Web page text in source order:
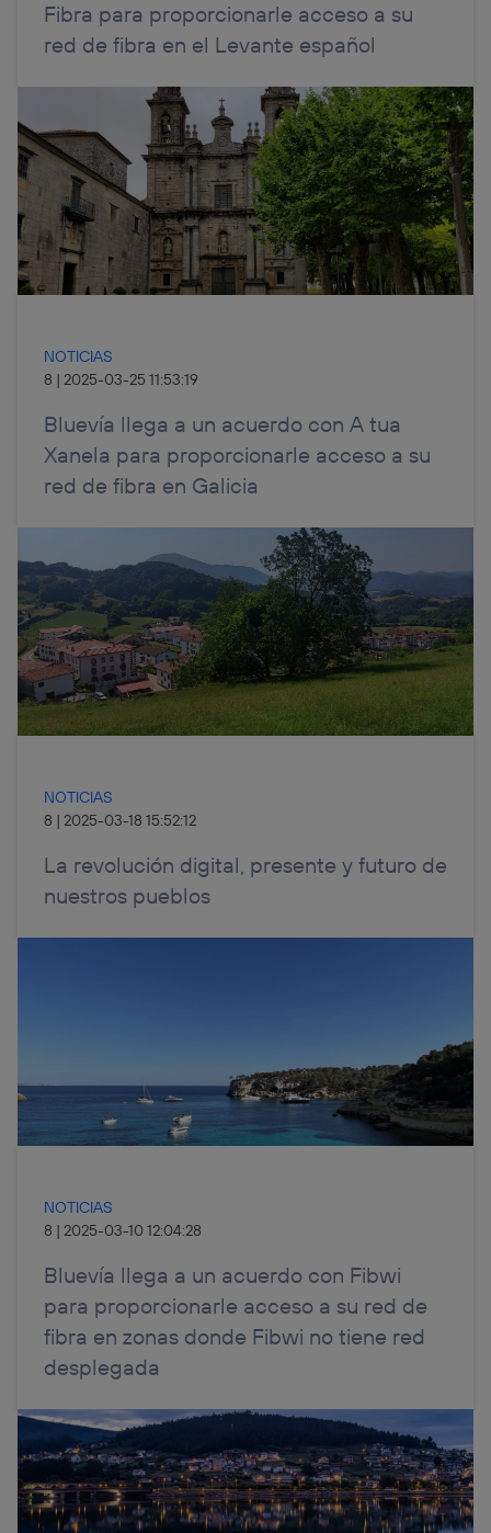
Fibra para proporcionarle acceso a su
red de fibra en el Levante español
NOTICIAS
8 | 2025-03-25 11:53:19
Bluevía llega a un acuerdo con A tua
Xanela para proporcionarle acceso a su
red de fibra en Galicia
NOTICIAS
8 | 2025-03-18 15:52:12
La revolución digital, presente y futuro de
nuestros pueblos
NOTICIAS
8 | 2025-03-10 12:04:28
Bluevía llega a un acuerdo con Fibwi
para proporcionarle acceso a su red de
fibra en zonas donde Fibwi no tiene red
desplegada